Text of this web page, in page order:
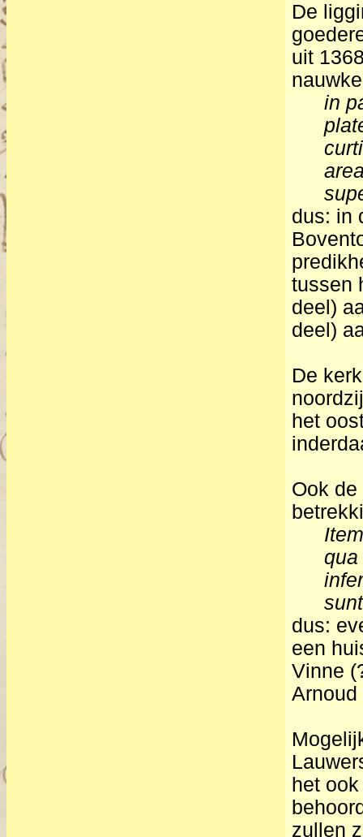
De
uit
in
dus: in
tussen
deel)
deel)
De
het
Ook
qua
dus:
een
Vinne
het
zullen